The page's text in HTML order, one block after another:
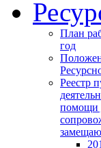
План
год
Реестр
помощи